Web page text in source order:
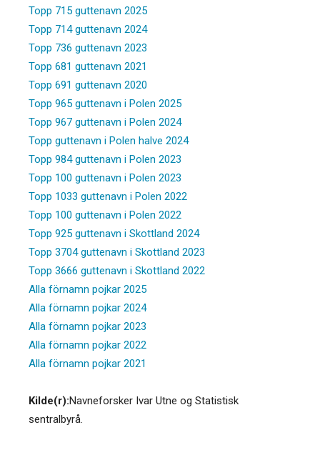
Topp 715 guttenavn 2025
Topp 714 guttenavn 2024
Topp 736 guttenavn 2023
Topp 681 guttenavn 2021
Topp 691 guttenavn 2020
Topp 965 guttenavn i Polen 2025
Topp 967 guttenavn i Polen 2024
Topp guttenavn i Polen halve 2024
Topp 984 guttenavn i Polen 2023
Topp 100 guttenavn i Polen 2023
Topp 1033 guttenavn i Polen 2022
Topp 100 guttenavn i Polen 2022
Topp 925 guttenavn i Skottland 2024
Topp 3704 guttenavn i Skottland 2023
Topp 3666 guttenavn i Skottland 2022
Alla förnamn pojkar 2025
Alla förnamn pojkar 2024
Alla förnamn pojkar 2023
Alla förnamn pojkar 2022
Alla förnamn pojkar 2021
Kilde(r):Navneforsker Ivar Utne og Statistisk
sentralbyrå.